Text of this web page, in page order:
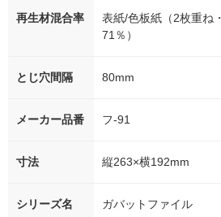
再生材混合率
表紙/色板紙（2枚重ね
71％）
とじ穴間隔 80mm
メーカー品番 フ-91
寸法 縦263×横192mm
シリーズ名 ガバットファイル